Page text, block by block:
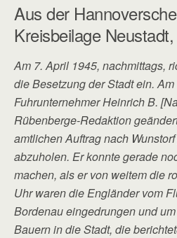
Aus der
Kreisbeilage
Am 7. April 1945, nachmittags,
die Besetzung der Stadt ein.
Fuhrunternehmer Heinrich B.
Rübenberge-Redaktion
amtlichen Auftrag nach
abzuholen. Er konnte gerade
machen, als er von weitem die
Uhr waren die Engländer vom
Bordenau eingedrungen und
Bauern in die Stadt, die